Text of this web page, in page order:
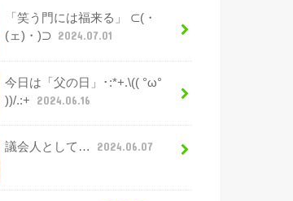
「笑う門には福来る」 ⊂(・
(ェ)・)⊃
2024.07.01
今日は「父の日」･:*+.\(( °ω°
))/.:+
2024.06.16
議会人として… 2024.06.07